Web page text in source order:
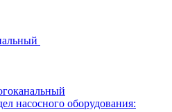
насосного оборудования: